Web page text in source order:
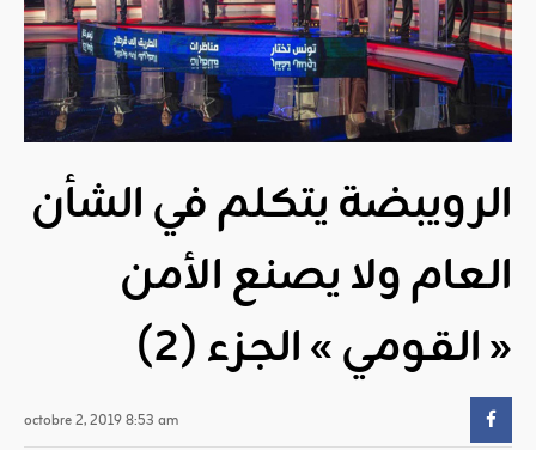
الرويبضة يتكلم في الشأن
العام ولا يصنع الأمن
« القومي » الجزء (2)
octobre 2, 2019 8:53 am